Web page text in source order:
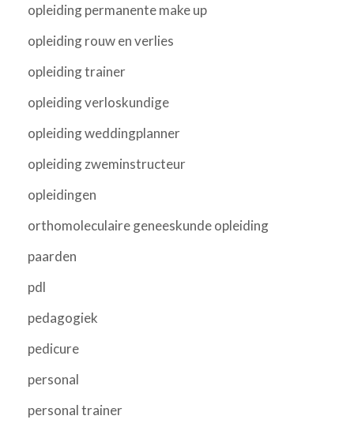
opleiding permanente make up
opleiding rouw en verlies
opleiding trainer
opleiding verloskundige
opleiding weddingplanner
opleiding zweminstructeur
opleidingen
orthomoleculaire geneeskunde opleiding
paarden
pdl
pedagogiek
pedicure
personal
personal trainer